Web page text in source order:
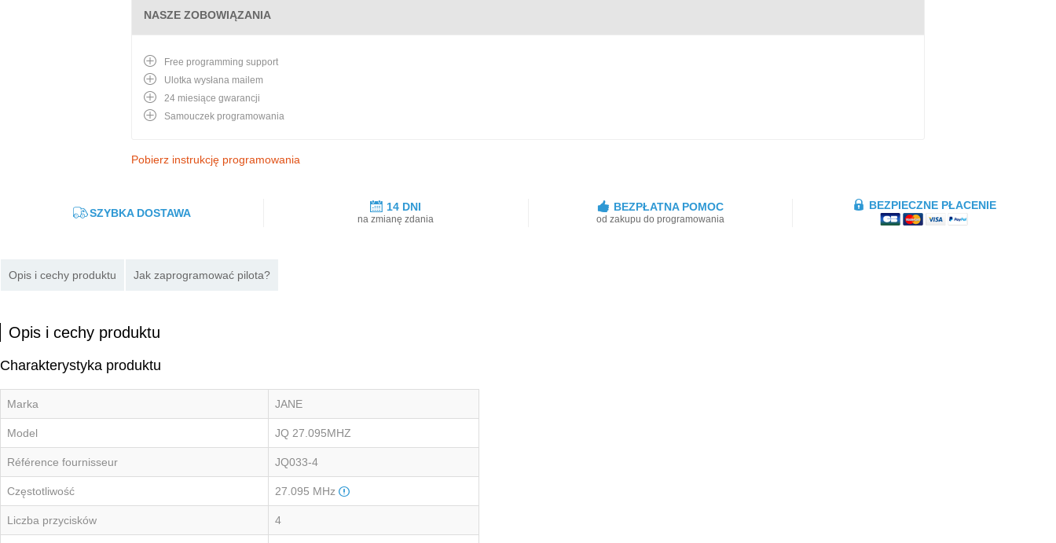
NASZE ZOBOWIĄZANIA
Free programming support
Ulotka wysłana mailem
24 miesiące gwarancji
Samouczek programowania
Pobierz instrukcję programowania
SZYBKA DOSTAWA 14 DNI
na zmianę zdania
BEZPŁATNA POMOC
od zakupu do programowania
BEZPIECZNE PŁACENIE
Opis i cechy produktu Jak zaprogramować pilota?
Opis i cechy produktu
Charakterystyka produktu
Marka JANE
Model JQ 27.095MHZ
Référence fournisseur JQ033-4
Częstotliwość 27.095 MHz
Liczba przycisków 4